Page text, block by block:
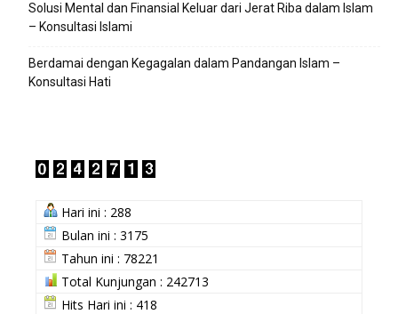
Solusi Mental dan Finansial Keluar dari Jerat Riba dalam Islam
– Konsultasi Islami
Berdamai dengan Kegagalan dalam Pandangan Islam –
Konsultasi Hati
Hari ini : 288
Bulan ini : 3175
Tahun ini : 78221
Total Kunjungan : 242713
Hits Hari ini : 418